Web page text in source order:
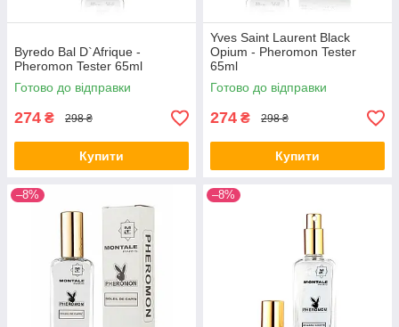
Byredo Bal D`Afrique -
Pheromon Tester 65ml
Готово до відправки
274 ₴ 298 ₴
Купити
Yves Saint Laurent Black
Opium - Pheromon Tester
65ml
Готово до відправки
274 ₴ 298 ₴
Купити
–8% –8%